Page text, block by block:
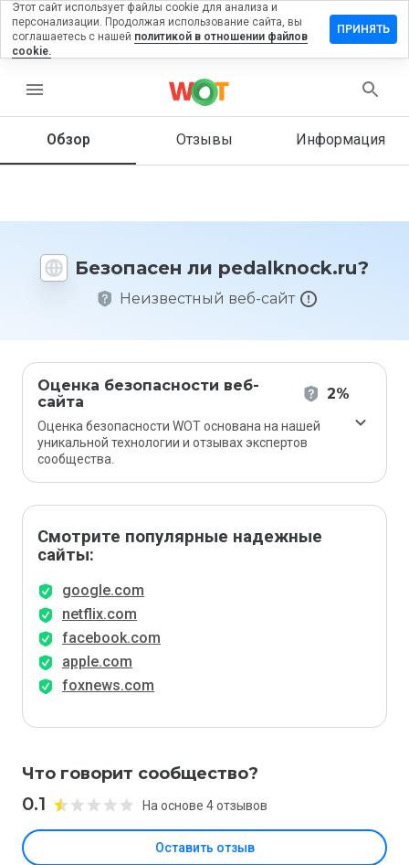
menu
Обзор Отзывы Информация
Безопасен ли pedalknock.ru?
Неизвестный веб-сайт
Оценка безопасности веб-
сайта
2%
Оценка безопасности WOT основана на нашей
уникальной технологии и отзывах экспертов
сообщества.
Смотрите популярные надежные
сайты:
google.com
netflix.com
facebook.com
apple.com
foxnews.com
Что говорит сообщество?
0.1 На основе 4 отзывов
Оставить отзыв
на
Как бы
этот
1 до 5?
Этот сайт использует файлы cookie для анализа и
персонализации. Продолжая использование сайта, вы
соглашаетесь с нашей политикой в отношении файлов
cookie.
ПРИНЯТЬ